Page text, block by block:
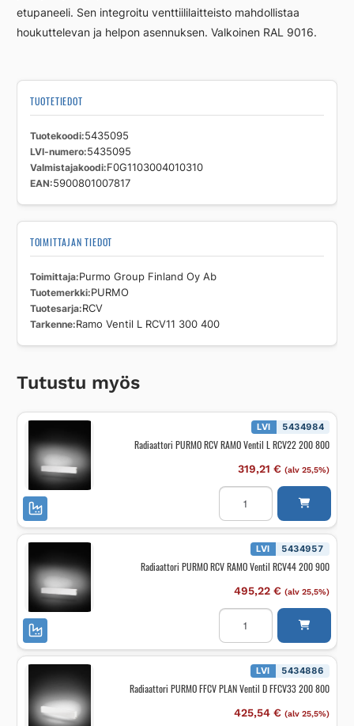
etupaneeli. Sen integroitu venttiililaitteisto mahdollistaa
houkuttelevan ja helpon asennuksen. Valkoinen RAL 9016.
TUOTETIEDOT
Tuotekoodi 5435095
LVI-numero 5435095
Valmistajakoodi F0G1103004010310
EAN 5900801007817
TOIMITTAJAN TIEDOT
Toimittaja Purmo Group Finland Oy Ab
Tuotemerkki PURMO
Tuotesarja RCV
Tarkenne Ramo Ventil L RCV11 300 400
Tutustu myös
LVI 5434984
Radiaattori PURMO RCV RAMO Ventil L RCV22 200 800
319,21 € (alv 25,5%)
Radiaattori
PURMO
RAMO
Ventil
RCV22
200
määrä
LVI 5434957
Radiaattori PURMO RCV RAMO Ventil RCV44 200 900
495,22 € (alv 25,5%)
Radiaattori
PURMO
RAMO
Ventil
RCV44
900
LVI 5434886
Radiaattori PURMO FFCV PLAN Ventil D FFCV33 200 800
425,54 € (alv 25,5%)